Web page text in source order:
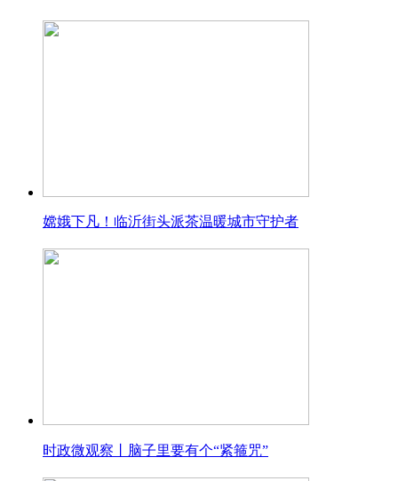
嫦娥下凡！临沂街头派茶温暖城市守护者
时政微观察丨脑子里要有个“紧箍咒”